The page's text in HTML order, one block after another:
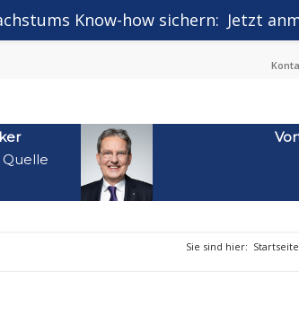
Quelle
Sie sind hier: Startseite
Know-how sichern: Jetzt